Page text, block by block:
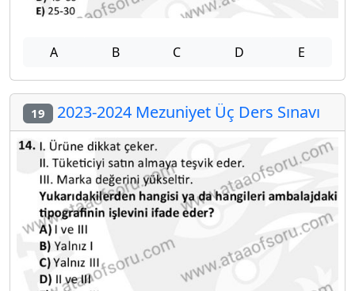
A B C D E
19 2023-2024 Mezuniyet Üç Ders Sınavı